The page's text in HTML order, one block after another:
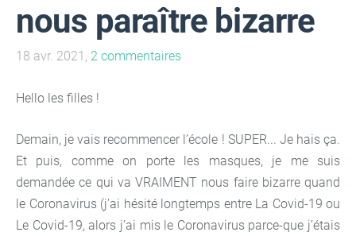
nous paraître bizarre
18 avr. 2021, 2 commentaires
Hello les filles !
Demain, je vais recommencer l’école ! SUPER... Je hais ça.
Et puis, comme on porte les masques, je me suis
demandée ce qui va VRAIMENT nous faire bizarre quand
le Coronavirus (j’ai hésité longtemps entre La Covid-19 ou
Le Covid-19, alors j’ai mis le Coronavirus parce-que j’étais